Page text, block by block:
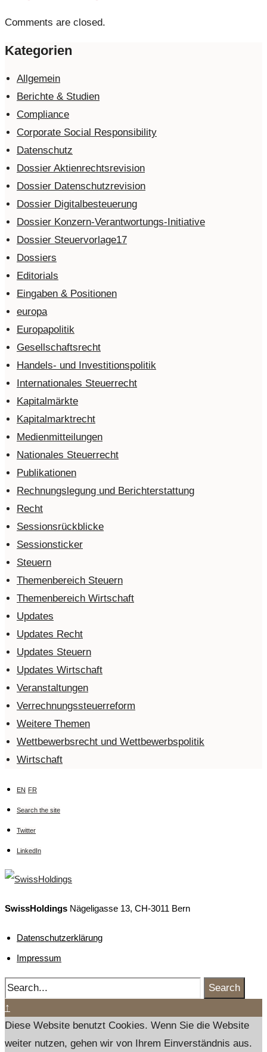
Comments are closed.
Kategorien
Allgemein
Berichte & Studien
Compliance
Corporate Social Responsibility
Datenschutz
Dossier Aktienrechtsrevision
Dossier Datenschutzrevision
Dossier Digitalbesteuerung
Dossier Konzern-Verantwortungs-Initiative
Dossier Steuervorlage17
Dossiers
Editorials
Eingaben & Positionen
europa
Europapolitik
Gesellschaftsrecht
Handels- und Investitionspolitik
Internationales Steuerrecht
Kapitalmärkte
Kapitalmarktrecht
Medienmitteilungen
Nationales Steuerrecht
Publikationen
Rechnungslegung und Berichterstattung
Recht
Sessionsrückblicke
Sessionsticker
Steuern
Themenbereich Steuern
Themenbereich Wirtschaft
Updates
Updates Recht
Updates Steuern
Updates Wirtschaft
Veranstaltungen
Verrechnungssteuerreform
Weitere Themen
Wettbewerbsrecht und Wettbewerbspolitik
Wirtschaft
EN FR
Search the site
Twitter
LinkedIn
SwissHoldings Nägeligasse 13, CH-3011 Bern
Datenschutzerklärung
Impressum
Search
↑
Diese Website benutzt Cookies. Wenn Sie die Website
weiter nutzen, gehen wir von Ihrem Einverständnis aus.